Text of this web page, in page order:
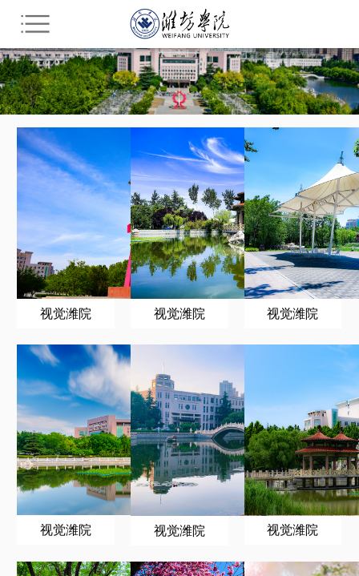
您所在的位置： 活力潍院
视觉潍院 视觉潍院 视觉潍院
视觉潍院 视觉潍院 视觉潍院